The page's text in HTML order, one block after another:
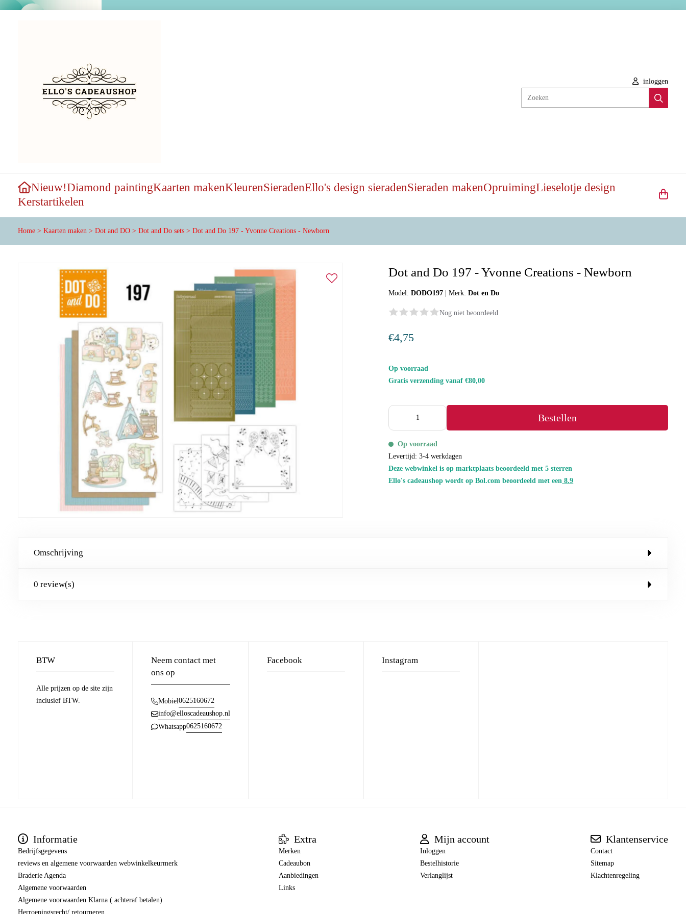
inloggen
Zoeken
Nieuw!Diamond paintingKaarten makenKleurenSieradenEllo's design sieradenSieraden makenOpruimingLieselotje design
Kerstartikelen
Home > Kaarten maken > Dot and DO > Dot and Do sets > Dot and Do 197 - Yvonne Creations - Newborn
Dot and Do 197 - Yvonne Creations - Newborn
Model:DODO197 |Merk:Dot en Do
Nog niet beoordeeld
€4,75
Op voorraad
Gratis verzending vanaf €80,00
Bestellen
Op voorraad
Levertijd: 3-4 werkdagen
Deze webwinkel is op marktplaats beoordeeld met 5 sterren
Ello's cadeaushop wordt op Bol.com beoordeeld met een 8.9
Omschrijving
0 review(s)
BTW
Alle prijzen op de site zijn
inclusief BTW.
Neem contact met
ons op
Mobiel0625160672
info@elloscadeaushop.nl
Whatsapp0625160672
Facebook Instagram
Informatie
Bedrijfsgegevens
reviews en algemene voorwaarden webwinkelkeurmerk
Braderie Agenda
Algemene voorwaarden
Algemene voorwaarden Klarna ( achteraf betalen)
Herroepingsrecht/ retourneren
Extra
Merken
Cadeaubon
Aanbiedingen
Links
Mijn account
Inloggen
Bestelhistorie
Verlanglijst
Klantenservice
Contact
Sitemap
Klachtenregeling